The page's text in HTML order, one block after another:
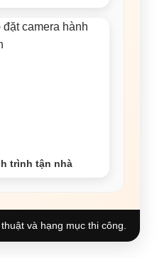
trình tận nhà
và hạng mục thi công.